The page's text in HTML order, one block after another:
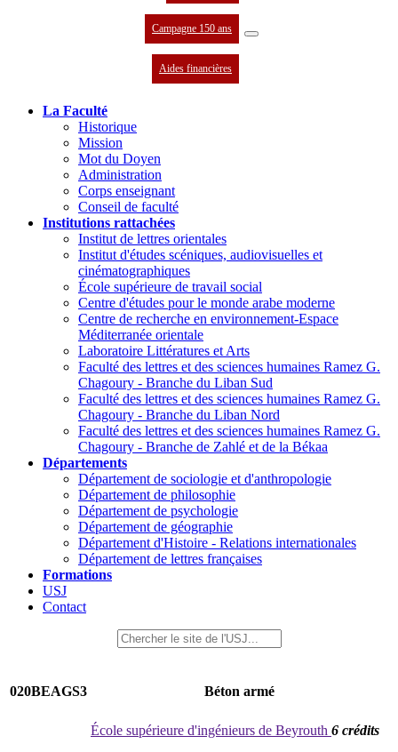
Campagne 150 ans
Aides financières
La Faculté
Historique
Mission
Mot du Doyen
Administration
Corps enseignant
Conseil de faculté
Institutions rattachées
Institut de lettres orientales
Institut d'études scéniques, audiovisuelles et
cinématographiques
École supérieure de travail social
Centre d'études pour le monde arabe moderne
Centre de recherche en environnement-Espace
Méditerranée orientale
Laboratoire Littératures et Arts
Faculté des lettres et des sciences humaines Ramez G.
Chagoury - Branche du Liban Sud
Faculté des lettres et des sciences humaines Ramez G.
Chagoury - Branche du Liban Nord
Faculté des lettres et des sciences humaines Ramez G.
Chagoury - Branche de Zahlé et de la Békaa
Départements
Département de sociologie et d'anthropologie
Département de philosophie
Département de psychologie
Département de géographie
Département d'Histoire - Relations internationales
Département de lettres françaises
Formations
USJ
Contact
020BEAGS3 Béton armé
École supérieure d'ingénieurs de Beyrouth 6 crédits